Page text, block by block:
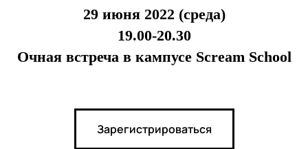
29 июня 2022 (среда)
19.00-20.30
Очная встреча в кампусе Scream School
Зарегистрироваться